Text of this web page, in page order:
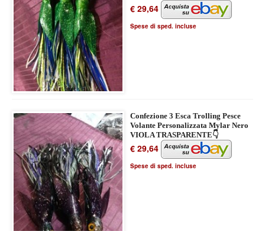
€ 29,64
Spese di sped. incluse
Confezione 3 Esca Trolling Pesce
Volante Personalizzata Mylar Nero
VIOLA TRASPARENTE👇
€ 29,64
Spese di sped. incluse